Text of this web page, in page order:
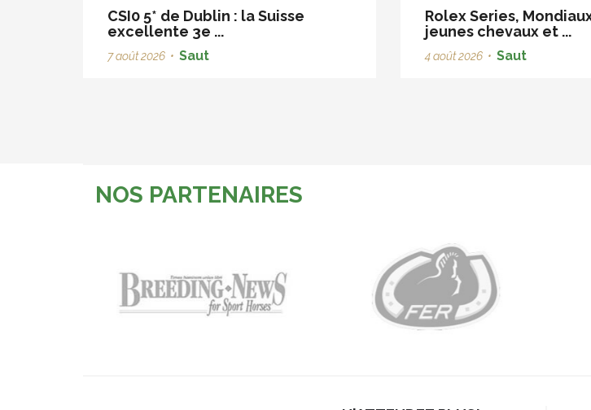
CSI0 5* de Dublin : la Suisse
excellente 3e ...
7 août 2026 • Saut
Rolex Series,
jeunes chevaux et ...
4 août 2026 • Saut
NOS PARTENAIRES